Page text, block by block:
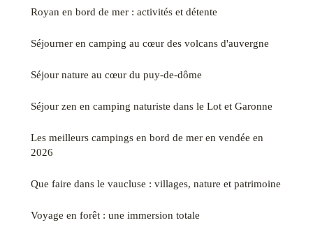
Royan en bord de mer : activités et détente
Séjourner en camping au cœur des volcans d'auvergne
Séjour nature au cœur du puy-de-dôme
Séjour zen en camping naturiste dans le Lot et Garonne
Les meilleurs campings en bord de mer en vendée en
2026
Que faire dans le vaucluse : villages, nature et patrimoine
Voyage en forêt : une immersion totale